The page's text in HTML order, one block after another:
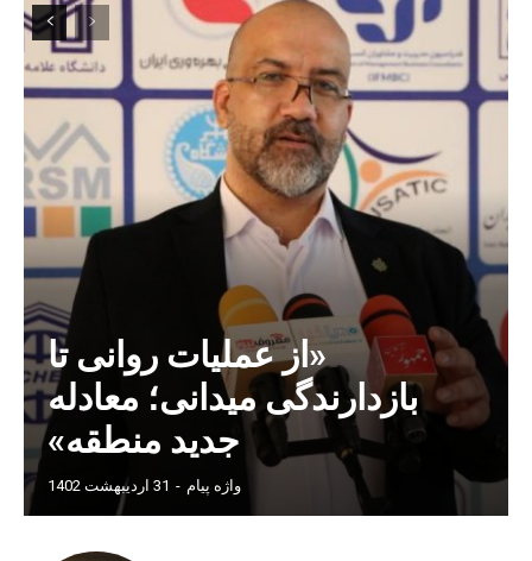
«از عملیات روانی تا
بازدارندگی میدانی؛ معادله
جدید منطقه»
واژه پیام - 31 اردیبهشت 1402